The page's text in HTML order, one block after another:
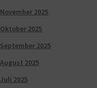
November 2025
Oktober 2025
September 2025
August 2025
Juli 2025